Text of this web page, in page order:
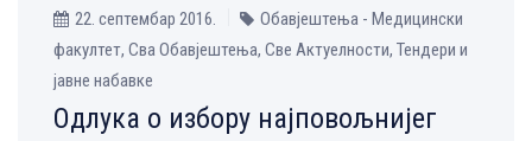
22. септембар 2016.
Обавјештења - Медицински
факултет, Сва Обавјештења, Све Aктуелности, Тендери и
јавне набавке
Одлука о избору најповољнијег